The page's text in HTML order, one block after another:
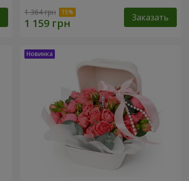
1 364 грн Заказать